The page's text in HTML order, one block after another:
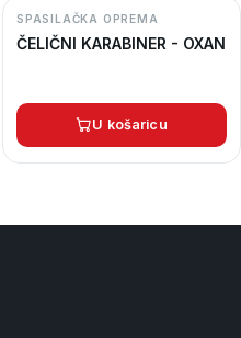
SPASILAČKA OPREMA
ČELIČNI KARABINER - OXAN
U košaricu